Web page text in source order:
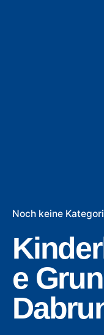
Noch keine
e